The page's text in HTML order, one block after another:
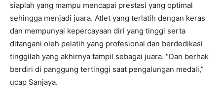
siaplah yang mampu mencapai prestasi yang optimal
sehingga menjadi juara. Atlet yang terlatih dengan keras
dan mempunyai kepercayaan diri yang tinggi serta
ditangani oleh pelatih yang profesional dan berdedikasi
tinggilah yang akhirnya tampil sebagai juara. “Dan berhak
berdiri di panggung tertinggi saat pengalungan medali,”
ucap Sanjaya.